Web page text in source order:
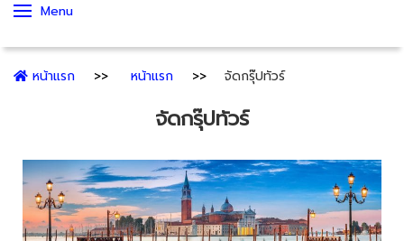
Menu
หน้าแรก หน้าแรก จัดกรุ๊ปทัวร์
จัดกรุ๊ปทัวร์